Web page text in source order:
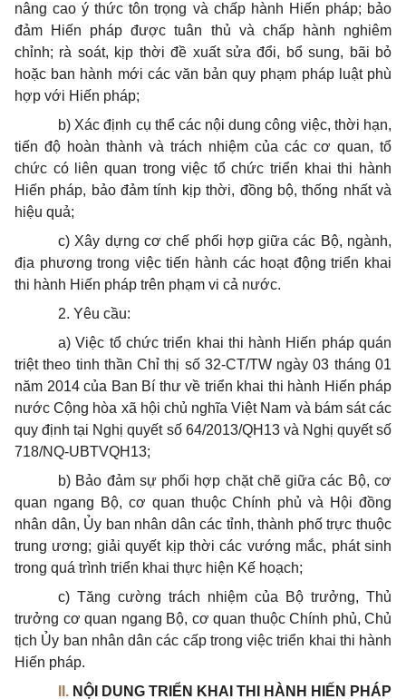
nâng cao ý thức tôn trọng và chấp hành Hiến pháp; bảo
đảm Hiến pháp được tuân thủ và chấp hành nghiêm
chỉnh; rà soát, kịp thời đề xuất sửa đổi, bổ sung, bãi bỏ
hoặc ban hành mới các văn bản quy phạm pháp luật phù
hợp với Hiến pháp;
b) Xác định cụ thể các nội dung công việc, thời hạn,
tiến độ hoàn thành và trách nhiệm của các cơ quan, tổ
chức có liên quan trong việc tổ chức triển khai thi hành
Hiến pháp, bảo đảm tính kịp thời, đồng bộ, thống nhất và
hiệu quả;
c) Xây dựng cơ chế phối hợp giữa các Bộ, ngành,
địa phương trong việc tiến hành các hoạt động triển khai
thi hành Hiến pháp trên phạm vi cả nước.
2. Yêu cầu:
a)Việc tổ chức triển khai thi hành Hiến pháp quán
triệt theo tinh thần Chỉ thị số 32-CT/TW ngày 03 tháng 01
năm 2014 của Ban Bí thư về triển khai thi hành Hiến pháp
nước Cộng hòa xã hội chủ nghĩa Việt Nam và bám sát các
quy định tại Nghịquyết số 64/2013/QH13 và Nghị quyết số
718/NQ-UBTVQH13;
b) Bảo đảm sự phối hợp chặt chẽ giữa các Bộ, cơ
quan ngang Bộ, cơ quan thuộc Chính phủ và Hội đồng
nhân dân, Ủy ban nhân dân các tỉnh, thành phố trực thuộc
trung ương; giải quyết kịp thời các vướng mắc, phát sinh
trong quá trình triển khai thực hiện Kế hoạch;
c) Tăng cường trách nhiệm của Bộ trưởng, Thủ
trưởng cơ quan ngang Bộ, cơ quan thuộc Chính phủ, Chủ
tịch Ủy ban nhân dân các cấp trong việc triển khai thi hành
Hiến pháp.
II. NỘI DUNG TRI Ể N KHAI THI HÀNH HI Ế N PHÁP